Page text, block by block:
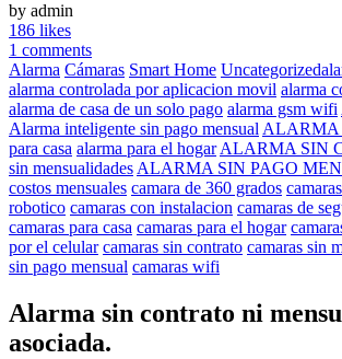
by admin
186 likes
1 comments
Alarma Cámaras Smart Home Uncategorized
alarma controlada por aplicacion movil alarma
alarma de casa de un solo pago alarma gsm wifi
Alarma inteligente sin pago mensual ALARMA
para casa alarma para el hogar ALARMA SIN
sin mensualidades ALARMA SIN PAGO
costos mensuales camara de 360 grados
robotico camaras con instalacion camaras de
camaras para casa camaras para el hogar
por el celular camaras sin contrato camaras sin
sin pago mensual camaras wifi
Alarma sin contrato ni
asociada.